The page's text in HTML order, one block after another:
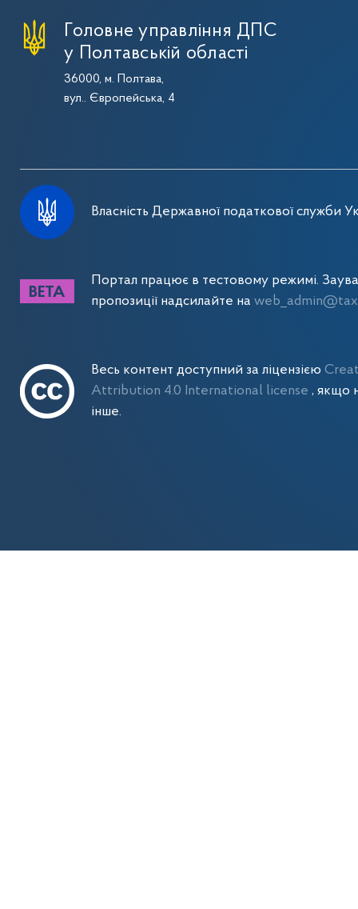
Головне управління ДПС
у Полтавській області
36000, м. Полтава,
вул.. Європейська, 4
Власність Державної податкової служби
Портал працює в тестовому режимі.
пропозиції надсилайте на
Весь контент доступний за ліцензією
Attribution 4.0 International license, якщо
інше.